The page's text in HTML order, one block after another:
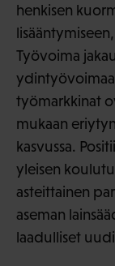
henkisen
Työvoima
työmarkkinat
mukaan
kasvussa.
yleisen
asteittainen
aseman
laadulliset